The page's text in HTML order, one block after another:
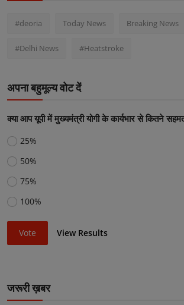
#deoria Today News Breaking News
#Delhi News #Heatstroke
अपना बहुमूल्य वोट दें
क्या आप यूपी में मुख्यमंत्री योगी के कार्यभार से कितने
25%
50%
75%
100%
Vote View Results
जरूरी ख़बर